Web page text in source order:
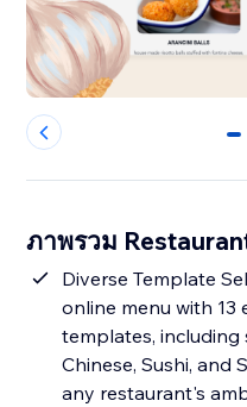
0
ภาพรวม
Diverse Template
online menu with 13
templates, including
Chinese, Sushi, and
any restaurant's